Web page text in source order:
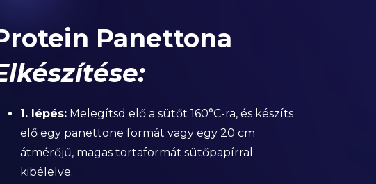
Panettona
1. lépés: Melegítsd elő a sütőt 160°C-ra, és készíts
elő egy panettone formát vagy egy 20 cm
átmérőjű, magas tortaformát sütőpapírral
kibélelve.